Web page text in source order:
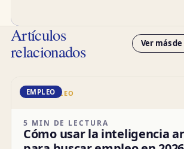
Artículos
relacionados Ver más
DD · EMPLEO
EMPLEO
5 MIN DE LECTURA
Cómo usar la inteligencia